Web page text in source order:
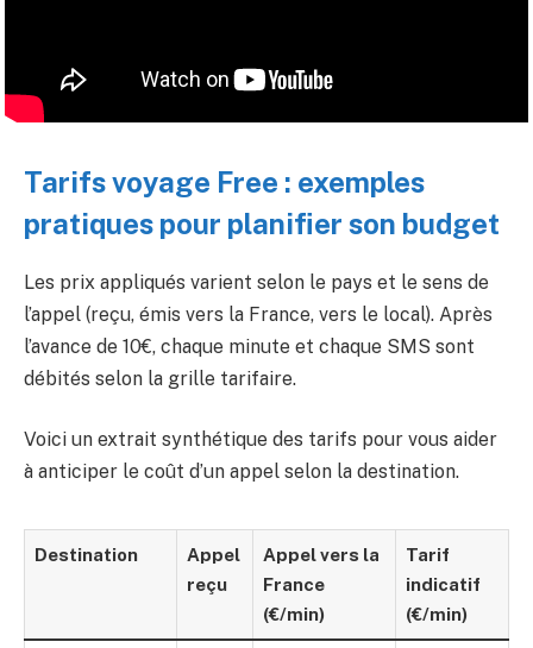
Tarifs voyage Free : exemples
pratiques pour planifier son budget
Les prix appliqués varient selon le pays et le sens de
l’appel (reçu, émis vers la France, vers le local). Après
l’avance de 10€, chaque minute et chaque SMS sont
débités selon la grille tarifaire.
Voici un extrait synthétique des tarifs pour vous aider
à anticiper le coût d’un appel selon la destination.
Destination
Appel
reçu
Appel vers la
France
(€/min)
Tarif
indicatif
(€/min)